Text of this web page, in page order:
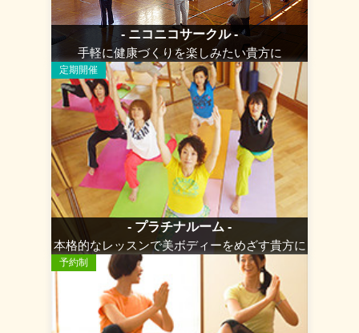
- ニコニコサークル -
手軽に健康づくりを楽しみたい貴方に
定期開催
- プラチナルーム -
本格的なレッスンで美ボディーをめざす貴方に
予約制